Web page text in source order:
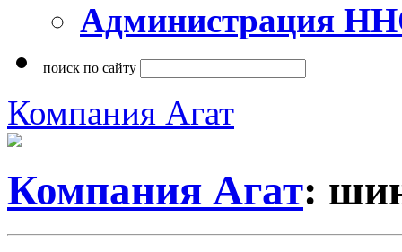
Администрация
поиск по сайту
Компания Агат
Компания Агат: